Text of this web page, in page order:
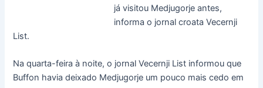
já visitou Medjugorje antes,
informa o jornal croata Vecernji
List.
Na quarta-feira à noite, o jornal Vecernji List informou que
Buffon havia deixado Medjugorje um pouco mais cedo em